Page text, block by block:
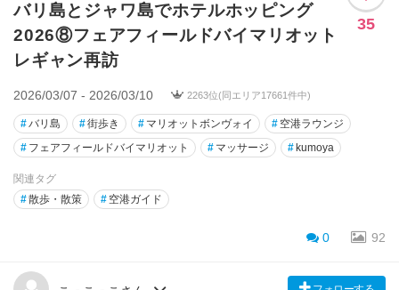
バリ島とジャワ島でホテルホッピング
2026⑧フェアフィールドバイマリオット
レギャン再訪
35
2026/03/07 - 2026/03/10 2263位(同エリア17661件中)
#バリ島 #街歩き # マリオットボンヴォイ # 空港ラウンジ
# フェアフィールドバイマリオット # マッサージ # kumoya
関連タグ
#散歩・散策 # 空港ガイド
0 92